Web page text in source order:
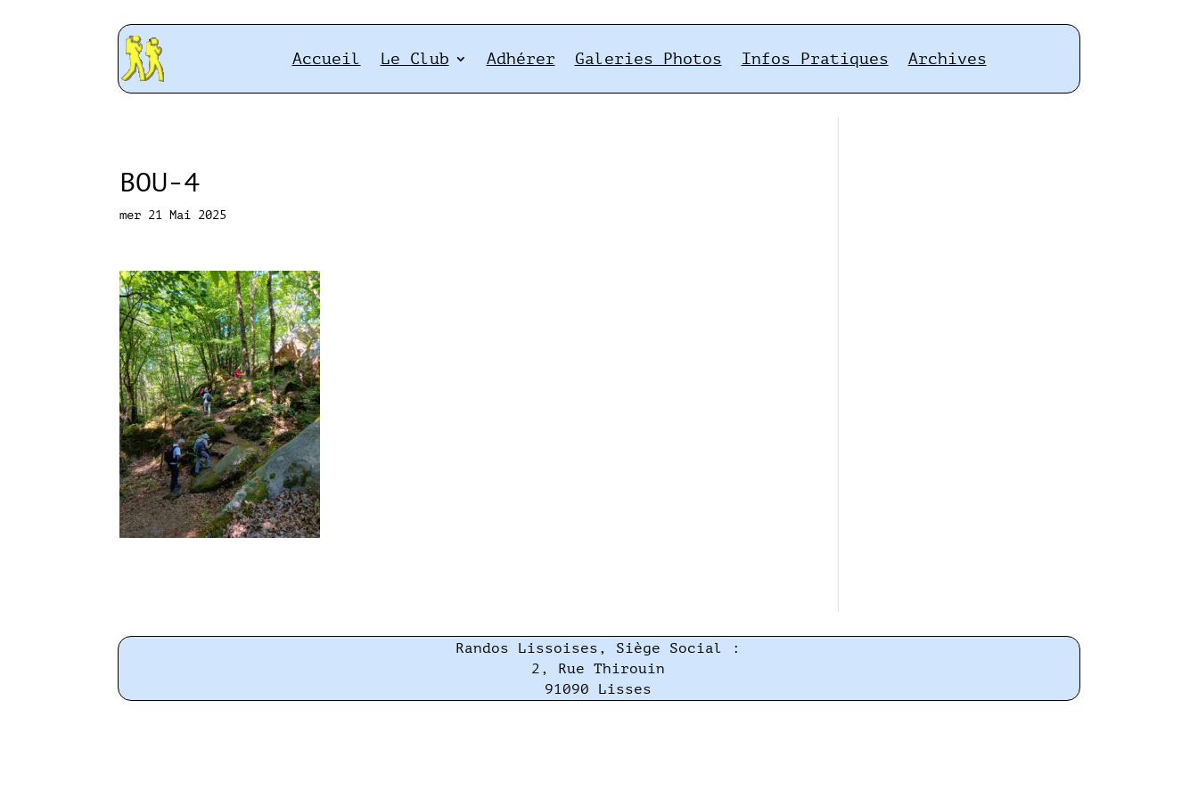
Accueil Le Club Adhérer Galeries Photos Infos Pratiques Archives
BOU-4
mer 21 Mai 2025
Randos Lissoises, Siège Social :
2, Rue Thirouin
91090 Lisses